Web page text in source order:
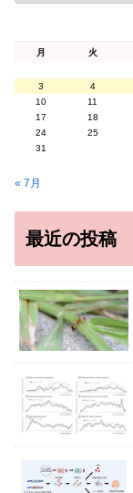
月 火
3
4
10
11
17
18
24
25
31
« 7月
最近の投稿